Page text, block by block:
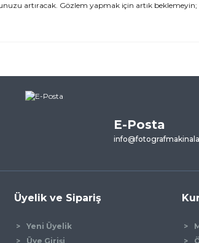
artıracak. Gözlem yapmak için artık
E-Posta
Üyelik ve Sipariş
Yeni Üyelik
Üye Girişi